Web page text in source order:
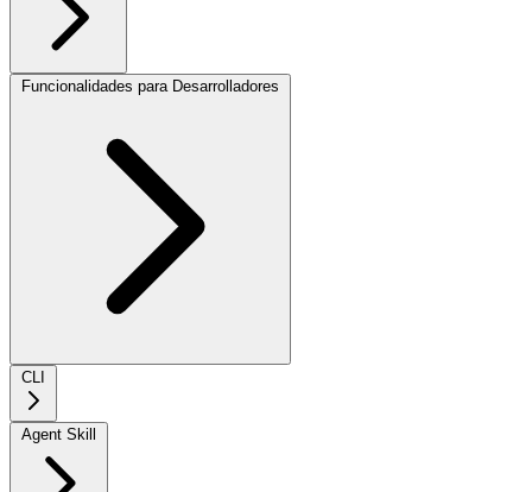
Funcionalidades para Desarrolladores
CLI
Agent Skill